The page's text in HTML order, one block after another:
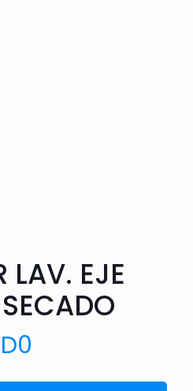
LAV. EJE
D0